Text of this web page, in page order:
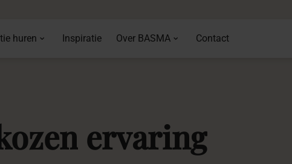
huren Inspiratie Over BASMA Contact
ervaring